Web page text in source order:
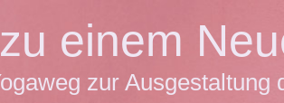
einem
zur Ausgestaltung